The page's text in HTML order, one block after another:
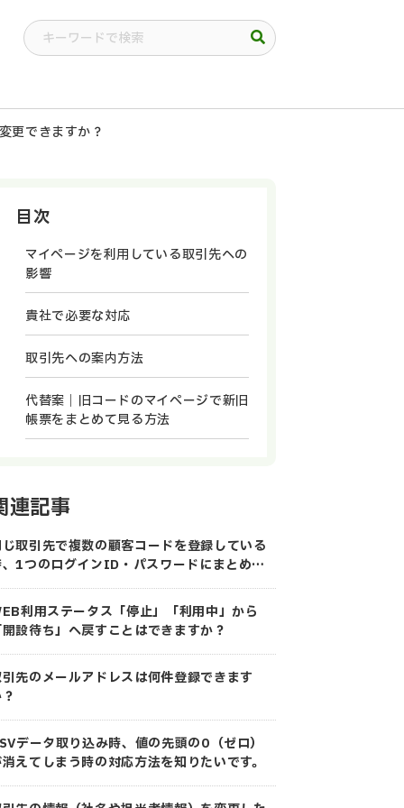
更できますか？
目次
マイページを利用している取引先への
影響
貴社で必要な対応
取引先への案内方法
代替案｜旧コードのマイページで新旧
帳票をまとめて見る方法
連記事
取引先で複数の顧客コードを登録している
、1つのログインID・パスワードにまとめる
はできますか？
利用ステータス「停止」「利用中」から
開設待ち」へ戻すことはできますか？
先のメールアドレスは何件登録できます
データ取り込み時、値の先頭の0（ゼロ）
えてしまう時の対応方法を知りたいです。